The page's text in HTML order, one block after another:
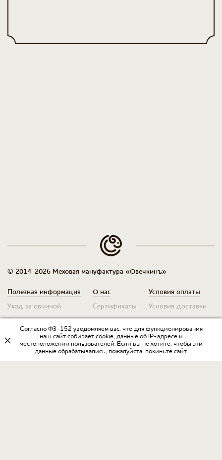
© 2014-2026 Меховая мануфактура «Овечкинъ»
Полезная информация
Уход за овчиной
Таблица размеров
О нас
Сертификаты
Контакты
Условия оплаты
Условия доставки
Оплата для юр. лиц
Условия возврата
Оптовикам
Договор оферты
Согласно ФЗ-152 уведомляем вас, что для функционирования
наш сайт собирает cookie, данные об IP-адресе и
местоположении пользователей. Если вы не хотите, чтобы эти
данные обрабатывались, пожалуйста, покиньте сайт.